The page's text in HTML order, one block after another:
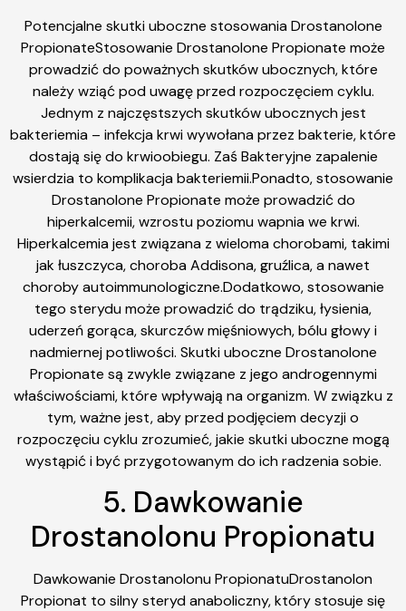
Potencjalne skutki uboczne stosowania Drostanolone
PropionateStosowanie Drostanolone Propionate może
prowadzić do poważnych skutków ubocznych, które
należy wziąć pod uwagę przed rozpoczęciem cyklu.
Jednym z najczęstszych skutków ubocznych jest
bakteriemia – infekcja krwi wywołana przez bakterie, które
dostają się do krwioobiegu. Zaś Bakteryjne zapalenie
wsierdzia to komplikacja bakteriemii.Ponadto, stosowanie
Drostanolone Propionate może prowadzić do
hiperkalcemii, wzrostu poziomu wapnia we krwi.
Hiperkalcemia jest związana z wieloma chorobami, takimi
jak łuszczyca, choroba Addisona, gruźlica, a nawet
choroby autoimmunologiczne.Dodatkowo, stosowanie
tego sterydu może prowadzić do trądziku, łysienia,
uderzeń gorąca, skurczów mięśniowych, bólu głowy i
nadmiernej potliwości. Skutki uboczne Drostanolone
Propionate są zwykle związane z jego androgennymi
właściwościami, które wpływają na organizm. W związku z
tym, ważne jest, aby przed podjęciem decyzji o
rozpoczęciu cyklu zrozumieć, jakie skutki uboczne mogą
wystąpić i być przygotowanym do ich radzenia sobie.
5. Dawkowanie
Drostanolonu Propionatu
Dawkowanie Drostanolonu PropionatuDrostanolon
Propionat to silny steryd anaboliczny, który stosuje się